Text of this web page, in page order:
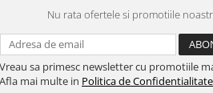
Nu rata ofertele si promotiile
Vreau sa primesc newsletter cu promotiile
Afla mai multe in Politica de Confidentialitate